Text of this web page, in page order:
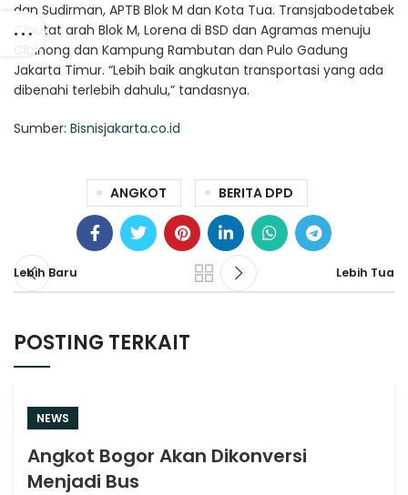
dan Sudirman, APTB Blok M dan Kota Tua. Transjabodetabek
Ciputat arah Blok M, Lorena di BSD dan Agramas menuju
Cibinong dan Kampung Rambutan dan Pulo Gadung
Jakarta Timur. “Lebih baik angkutan transportasi yang ada
dibenahi terlebih dahulu,” tandasnya.
Sumber: Bisnisjakarta.co.id
ANGKOT BERITA DPD
Lebih Baru Lebih Tua
POSTING TERKAIT
NEWS
Angkot Bogor Akan Dikonversi
Menjadi Bus